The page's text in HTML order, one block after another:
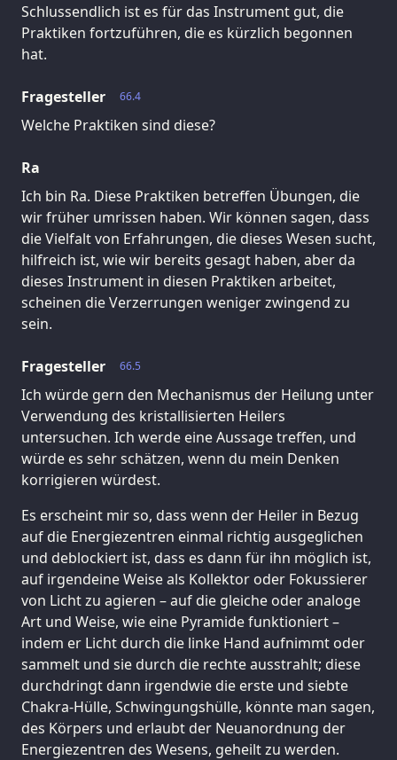
Schlussendlich ist es für das Instrument gut, die
Praktiken fortzuführen, die es kürzlich begonnen
hat.
66.4
Fragesteller
Welche Praktiken sind diese?
Ra
Ich bin Ra. Diese Praktiken betreffen Übungen, die
wir früher umrissen haben. Wir können sagen, dass
die Vielfalt von Erfahrungen, die dieses Wesen sucht,
hilfreich ist, wie wir bereits gesagt haben, aber da
dieses Instrument in diesen Praktiken arbeitet,
scheinen die Verzerrungen weniger zwingend zu
sein.
66.5
Fragesteller
Ich würde gern den Mechanismus der Heilung unter
Verwendung des kristallisierten Heilers
untersuchen. Ich werde eine Aussage treffen, und
würde es sehr schätzen, wenn du mein Denken
korrigieren würdest.
Es erscheint mir so, dass wenn der Heiler in Bezug
auf die Energiezentren einmal richtig ausgeglichen
und deblockiert ist, dass es dann für ihn möglich ist,
auf irgendeine Weise als Kollektor oder Fokussierer
von Licht zu agieren – auf die gleiche oder analoge
Art und Weise, wie eine Pyramide funktioniert –
indem er Licht durch die linke Hand aufnimmt oder
sammelt und sie durch die rechte ausstrahlt; diese
durchdringt dann irgendwie die erste und siebte
Chakra-Hülle, Schwingungshülle, könnte man sagen,
des Körpers und erlaubt der Neuanordnung der
Energiezentren des Wesens, geheilt zu werden.